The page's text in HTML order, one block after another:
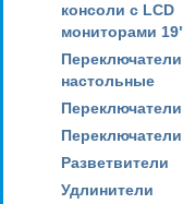
консоли с LCD
мониторами
Переключатели
настольные
Разветвители
Удлинители